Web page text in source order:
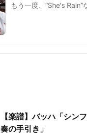
もう一度、“She's Rain”
【楽譜】バッハ「シン
奏の手引き」